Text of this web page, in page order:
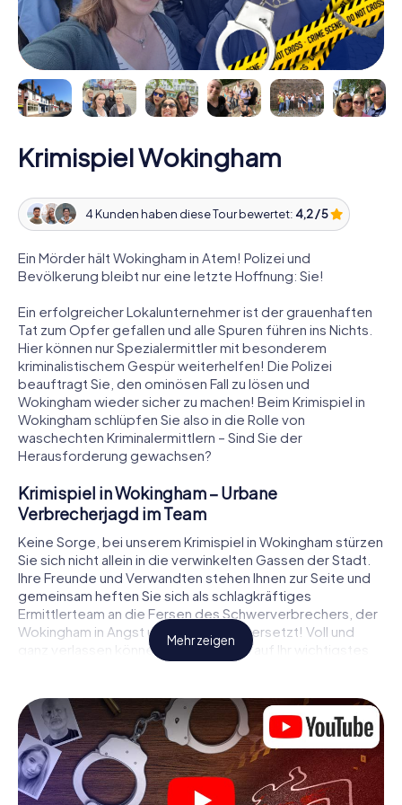
Krimispiel Wokingham
4 Kunden haben diese Tour bewertet: 4,2 / 5
Ein Mörder hält Wokingham in Atem! Polizei und
Bevölkerung bleibt nur eine letzte Hoffnung: Sie!
Ein erfolgreicher Lokalunternehmer ist der grauenhaften
Tat zum Opfer gefallen und alle Spuren führen ins Nichts.
Hier können nur Spezialermittler mit besonderem
kriminalistischem Gespür weiterhelfen! Die Polizei
beauftragt Sie, den ominösen Fall zu lösen und
Wokingham wieder sicher zu machen! Beim Krimispiel in
Wokingham schlüpfen Sie also in die Rolle von
waschechten Kriminalermittlern – Sind Sie der
Herausforderung gewachsen?
Krimispiel in Wokingham – Urbane
Verbrecherjagd im Team
Keine Sorge, bei unserem Krimispiel in Wokingham stürzen
Sie sich nicht allein in die verwinkelten Gassen der Stadt.
Ihre Freunde und Verwandten stehen Ihnen zur Seite und
gemeinsam heften Sie sich als schlagkräftiges
Ermittlerteam an die Fersen des Schwerverbrechers, der
Wokingham in Angst und Schrecken versetzt! Voll und
ganz verlassen können Sie sich dabei auf Ihr wichtigstes
Ermittlerutensil, Ihr Smartphone. Mittels GPS-Navigation
zahlreichen Schauplätzen in Wokingham, die mit der Tat in
Verbindung stehen, und schließlich zum Mörder. An jedem
Ort knacken Sie knifflige Rätsel und kommen so Stück für
Stück der Lösung des Falls immer näher. Anders als bei
einem klassischen Krimi Dinner in Wokingham bestimmen
also Sie das Geschehen, bewegen sich an der frischen
Mehr zeigen